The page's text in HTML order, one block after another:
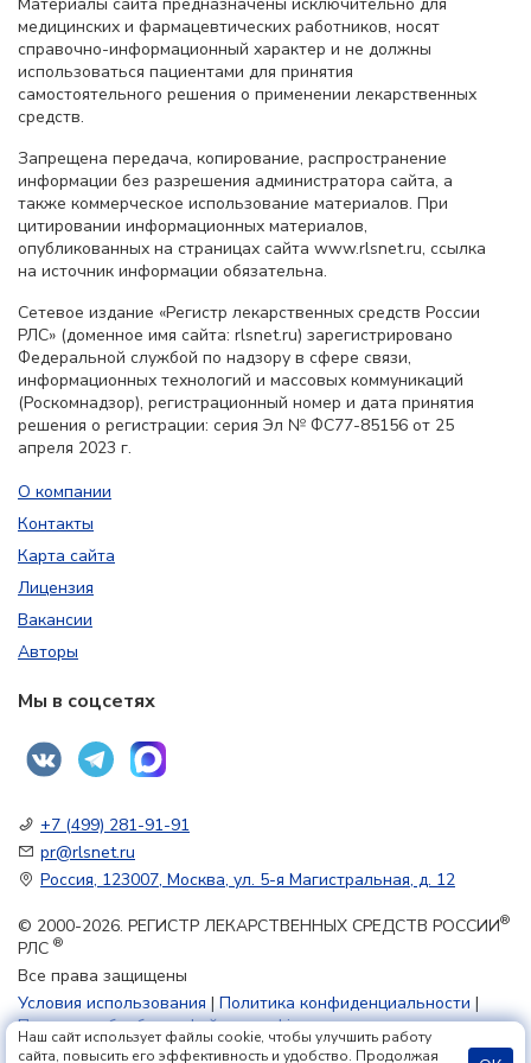
медицинских и фармацевтических работников, носят
справочно-информационный характер и не должны
использоваться пациентами для принятия
самостоятельного решения о применении лекарственных
средств.
Запрещена передача, копирование, распространение
информации без разрешения администратора сайта, а
также коммерческое использование материалов. При
цитировании информационных материалов,
опубликованных на страницах сайта www.rlsnet.ru, ссылка
на источник информации обязательна.
Сетевое издание «Регистр лекарственных средств России
РЛС» (доменное имя сайта: rlsnet.ru) зарегистрировано
Федеральной службой по надзору в сфере связи,
информационных технологий и массовых коммуникаций
(Роскомнадзор), регистрационный номер и дата принятия
решения о регистрации: серия Эл № ФС77-85156 от 25
апреля 2023 г.
О компании
Контакты
Карта сайта
Лицензия
Вакансии
Авторы
Мы в соцсетях
+7 (499) 281-91-91
pr@rlsnet.ru
Россия, 123007, Москва, ул. 5-я Магистральная, д. 12
© 2000-2026. РЕГИСТР ЛЕКАРСТВЕННЫХ СРЕДСТВ РОССИИ®
РЛС ®
Все права защищены
Условия использования | Политика конфиденциальности |
Политика обработки файлов cookie
Наш сайт использует файлы cookie, чтобы улучшить работу
сайта, повысить его эффективность и удобство. Продолжая